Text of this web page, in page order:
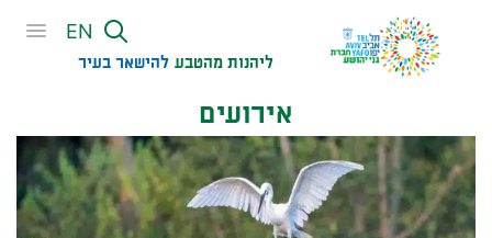
מַעֲרֶכֶת
נָגִישׁ
בִּקְלִיק
הַמְּסַיַּעַת
EN
ליהנות מהטבע להישאר בעיר​
אירועים